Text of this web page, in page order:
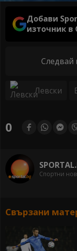
Добави
източник в
Следвай
Левски
0
Спортни
Свързани